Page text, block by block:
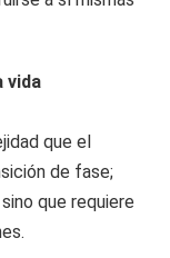
vida
que el
de fase;
que requiere